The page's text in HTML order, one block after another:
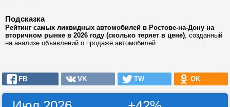
Подсказка
Рейтинг самых ликвидных автомобилей в Ростове-на-Дону на
вторичном рынке в 2026 году (сколько теряет в цене), созданный
на анализе объявлений о продаже автомобилей.
FB VK TW OK